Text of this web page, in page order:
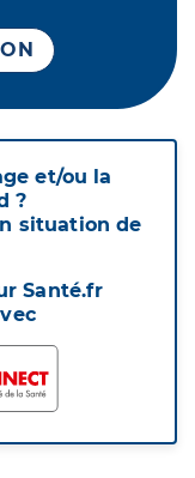
et/ou la
?
situation de
Santé.fr